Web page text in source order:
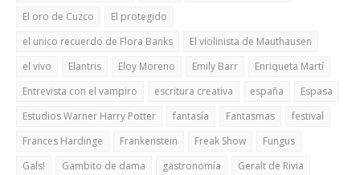
El oro de Cuzco
El protegido
el unico recuerdo de Flora Banks
El violinista de Mauthausen
el vivo
Elantris Eloy Moreno Emily Barr
Enriqueta Martí
Entrevista con el vampiro
escritura creativa españa
Espasa
Estudios Warner Harry Potter
fantasía Fantasmas
festival
Frances Hardinge
Frankenstein Freak Show
Fungus
Gals!
Gambito de dama gastronomía
Geralt de Rivia